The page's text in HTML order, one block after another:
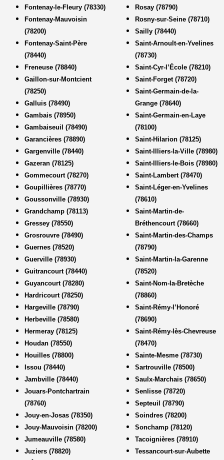
Fontenay-le-Fleury (78330)
Fontenay-Mauvoisin
(78200)
Fontenay-Saint-Père
(78440)
Freneuse (78840)
Gaillon-sur-Montcient
(78250)
Galluis (78490)
Gambais (78950)
Gambaiseuil (78490)
Garancières (78890)
Gargenville (78440)
Gazeran (78125)
Gommecourt (78270)
Goupillières (78770)
Goussonville (78930)
Grandchamp (78113)
Gressey (78550)
Grosrouvre (78490)
Guernes (78520)
Guerville (78930)
Guitrancourt (78440)
Guyancourt (78280)
Hardricourt (78250)
Hargeville (78790)
Herbeville (78580)
Hermeray (78125)
Houdan (78550)
Houilles (78800)
Issou (78440)
Jambville (78440)
Jouars-Pontchartrain
(78760)
Jouy-en-Josas (78350)
Jouy-Mauvoisin (78200)
Jumeauville (78580)
Juziers (78820)
Rosay (78790)
Rosny-sur-Seine (78710)
Sailly (78440)
Saint-Arnoult-en-Yvelines
(78730)
Saint-Cyr-l’École (78210)
Saint-Forget (78720)
Saint-Germain-de-la-
Grange (78640)
Saint-Germain-en-Laye
(78100)
Saint-Hilarion (78125)
Saint-Illiers-la-Ville (78980)
Saint-Illiers-le-Bois (78980)
Saint-Lambert (78470)
Saint-Léger-en-Yvelines
(78610)
Saint-Martin-de-
Bréthencourt (78660)
Saint-Martin-des-Champs
(78790)
Saint-Martin-la-Garenne
(78520)
Saint-Nom-la-Bretèche
(78860)
Saint-Rémy-l’Honoré
(78690)
Saint-Rémy-lès-Chevreuse
(78470)
Sainte-Mesme (78730)
Sartrouville (78500)
Saulx-Marchais (78650)
Senlisse (78720)
Septeuil (78790)
Soindres (78200)
Sonchamp (78120)
Tacoignières (78910)
Tessancourt-sur-Aubette